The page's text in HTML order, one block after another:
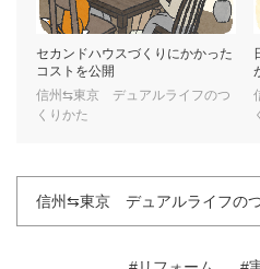
セカンドハウスづくりにかかった
コストを公開
信州⇆東京 デュアルライフのつ
くりかた
信州⇆東京 デュアルライフの